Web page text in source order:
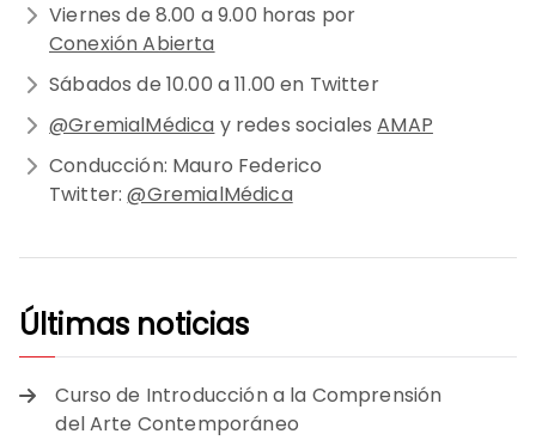
Viernes de 8.00 a 9.00 horas por
Conexión Abierta
Sábados de 10.00 a 11.00 en Twitter
@GremialMédica y redes socialesAMAP
Conducción: Mauro Federico
Twitter:@GremialMédica
Últimas noticias
Curso de Introducción a la Comprensión
del Arte Contemporáneo